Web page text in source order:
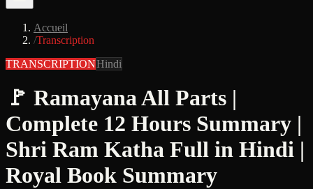
Accueil
/Transcription
TRANSCRIPTIONHindi
🚩 Ramayana All Parts |
Complete 12 Hours Summary |
Shri Ram Katha Full in Hindi |
Royal Book Summary